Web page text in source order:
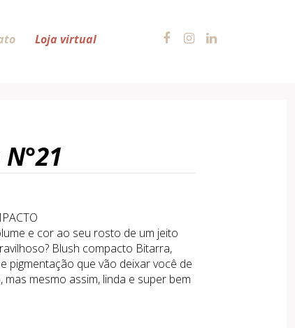
Loja virtual
e cor ao seu rosto de um jeito
Blush compacto Bitarra,
pigmentação que vão deixar você de
mas mesmo assim, linda e super bem